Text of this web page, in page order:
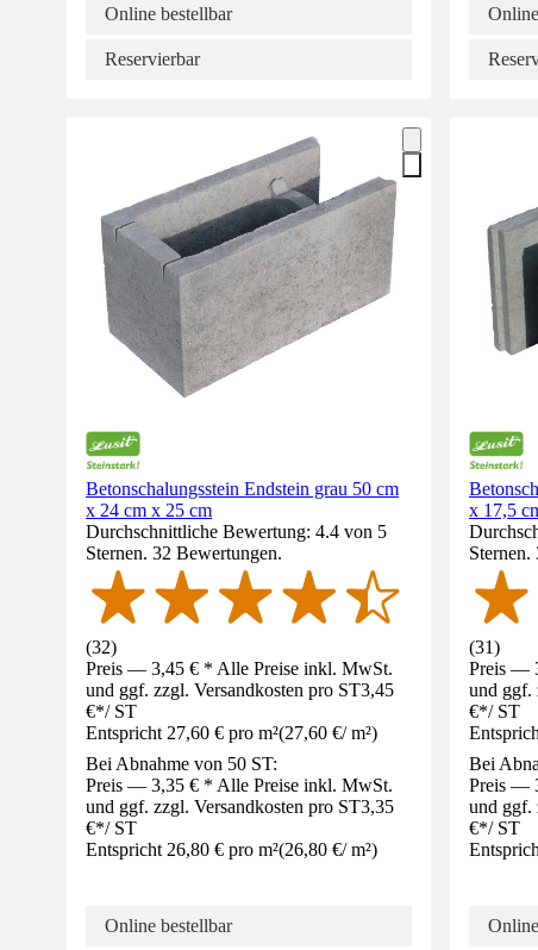
Online bestellbar
Reservierbar
Betonschalungsstein Endstein grau 50 cm
x 24 cm x 25 cm
Durchschnittliche Bewertung: 4.4 von 5
Sternen. 32 Bewertungen.
(32)
Preis — 3,45 € * Alle Preise inkl. MwSt.
und ggf. zzgl. Versandkosten pro ST3,45
€*/ ST
Entspricht 27,60 € pro m²(27,60 €/ m²)
Bei Abnahme von 50 ST:
Preis — 3,35 € * Alle Preise inkl. MwSt.
und ggf. zzgl. Versandkosten pro ST3,35
€*/ ST
Entspricht 26,80 € pro m²(26,80 €/ m²)
Online bestellbar
x 17,5
Sternen.
(31)
Preis —
und ggf.
€*/ ST
Bei
Preis —
und ggf.
€*/ ST